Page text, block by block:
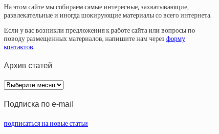
На этом сайте мы собираем самые интересные, захватывающие,
развлекательные и иногда шокирующие материалы со всего интернета.
Если у вас возникли предложения к работе сайта или вопросы по
поводу размещенных материалов, напишите нам через форму
контактов.
Архив статей
Архив
статей
Подписка по e-mail
подписаться на новые статьи